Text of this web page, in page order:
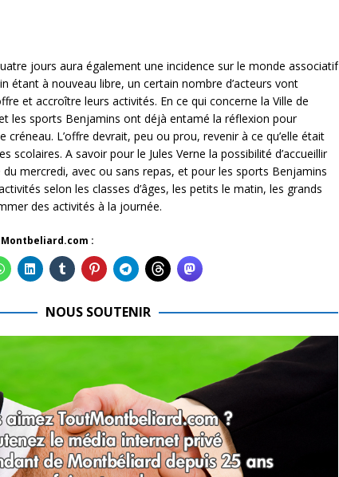
jours aura également une incidence sur le monde associatif
étant à nouveau libre, un certain nombre d’acteurs vont
et accroître leurs activités. En ce qui concerne la Ville de
les sports Benjamins ont déjà entamé la réflexion pour
créneau. L’offre devrait, peu ou prou, revenir à ce qu’elle était
scolaires. A savoir pour le Jules Verne la possibilité d’accueillir
mercredi, avec ou sans repas, et pour les sports Benjamins
selon les classes d’âges, les petits le matin, les grands
des activités à la journée.
:
NOUS SOUTENIR